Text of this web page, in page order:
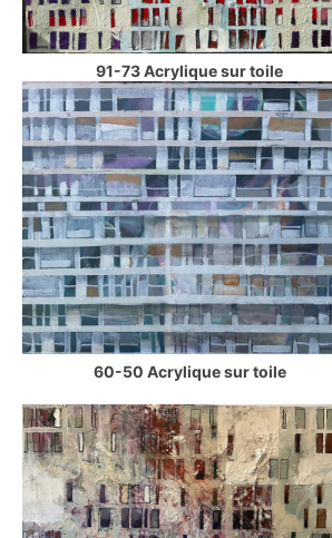
91-73 Acrylique sur toile
60-50 Acrylique sur toile